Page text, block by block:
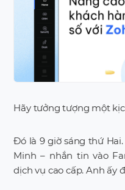
Hãy tưởng tượng một
Đó là 9 giờ sáng thứ
Minh – nhắn tin vào
dịch vụ cao cấp. Anh ấy